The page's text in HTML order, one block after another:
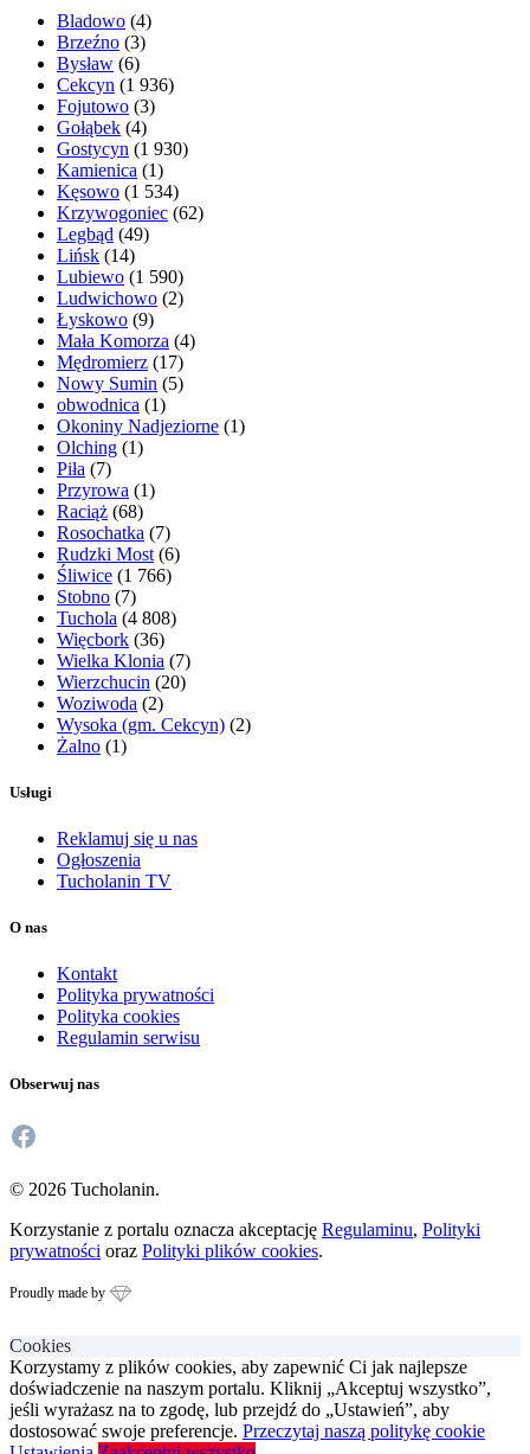
Bladowo (4)
Brzeźno (3)
Bysław (6)
Cekcyn (1 936)
Fojutowo (3)
Gołąbek (4)
Gostycyn (1 930)
Kamienica (1)
Kęsowo (1 534)
Krzywogoniec (62)
Legbąd (49)
Lińsk (14)
Lubiewo (1 590)
Ludwichowo (2)
Łyskowo (9)
Mała Komorza (4)
Mędromierz (17)
Nowy Sumin (5)
obwodnica (1)
Okoniny Nadjeziorne (1)
Olching (1)
Piła (7)
Przyrowa (1)
Raciąż (68)
Rosochatka (7)
Rudzki Most (6)
Śliwice (1 766)
Stobno (7)
Tuchola (4 808)
Więcbork (36)
Wielka Klonia (7)
Wierzchucin (20)
Woziwoda (2)
Wysoka (gm. Cekcyn) (2)
Żalno (1)
Usługi
Reklamuj się u nas
Ogłoszenia
Tucholanin TV
O nas
Kontakt
Polityka prywatności
Polityka cookies
Regulamin serwisu
Obserwuj nas
Facebook
© 2026 Tucholanin.
Korzystanie z portalu oznacza akceptację Regulaminu, Polityki
prywatności oraz Polityki plików cookies.
Proudly made by
Cookies
Korzystamy z plików cookies, aby zapewnić Ci jak najlepsze
doświadczenie na naszym portalu. Kliknij „Akceptuj wszystko”,
jeśli wyrażasz na to zgodę, lub przejdź do „Ustawień”, aby
dostosować swoje preferencje. Przeczytaj naszą politykę cookie